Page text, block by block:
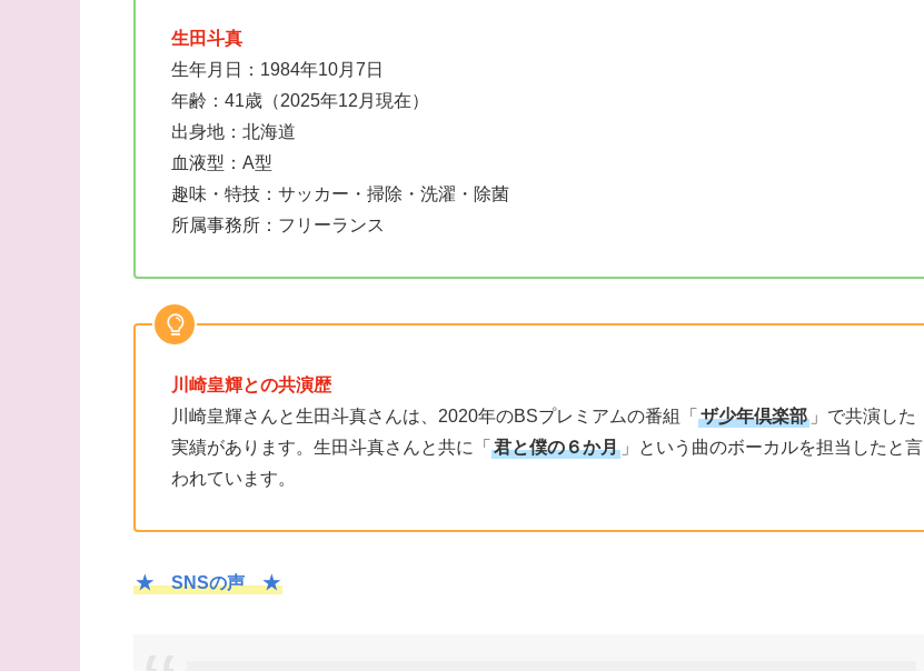
生田斗真
生年月日：1984年10月7日
年齢：41歳（2025年12月現在）
出身地：北海道
血液型：A型
趣味・特技：サッカー・掃除・洗濯・除菌
所属事務所：フリーランス
川崎皇輝との共演歴
川崎皇輝さんと生田斗真さんは、2020年のBSプレミアムの番組「 ザ少年倶楽部 」で共演した
実績があります。生田斗真さんと共に「 君と僕の６か月 」という曲のボーカルを担当したと言
われています。
★ SNSの声 ★